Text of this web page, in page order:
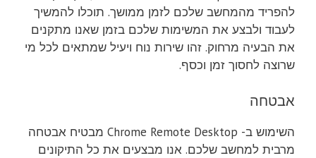
להפריד מהמחשב שלכם לזמן ממושך. תוכלו להמשיך
לעבוד ולבצע את המשימות שלכם בזמן שאנו מתקנים
את הבעיה מרחוק. זהו שירות נוח ויעיל שמתאים לכל מי
שרוצה לחסוך זמן וכסף.
אבטחה
השימוש ב- Chrome Remote Desktop מבטיח אבטחה
מרבית למחשב שלכם. אנו מבצעים את כל התיקונים